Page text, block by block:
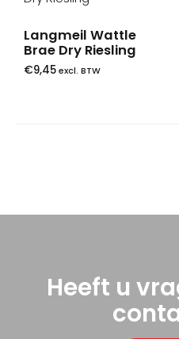
Langmeil Wattle
Brae Dry Riesling
€9,45 excl. BTW
Heeft u